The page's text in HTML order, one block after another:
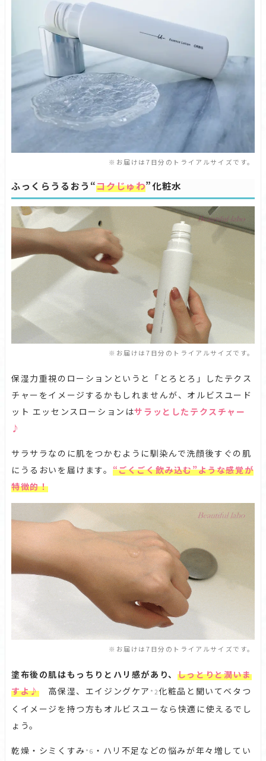
※お届けは7日分のトライアルサイズです。
ふっくらうるおう“コクじゅわ”化粧水
※お届けは7日分のトライアルサイズです。
保湿力重視のローションというと「とろとろ」したテクス
チャーをイメージするかもしれませんが、オルビスユード
ット エッセンスローションはサラッとしたテクスチャー
♪
サラサラなのに肌をつかむように馴染んで洗顔後すぐの肌
にうるおいを届けます。 “ごくごく飲み込む”ような感覚が
特徴的！
※お届けは7日分のトライアルサイズです。
塗布後の肌はもっちりとハリ感があり、 しっとりと潤いま
すよ♪高保湿、エイジングケア *2化粧品と聞いてベタつ
くイメージを持つ方もオルビスユーなら快適に使えるでし
ょう。
乾燥・シミくすみ *6 ・ハリ不足などの悩みが年々増してい